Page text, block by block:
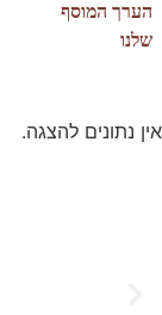
הערך המוסף
שלנו
אין נתונים להצגה.